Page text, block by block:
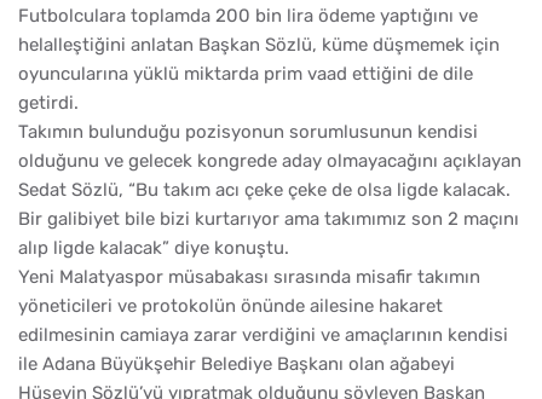
Futbolculara toplamda 200 bin lira ödeme yaptığını ve
helalleştiğini anlatan Başkan Sözlü, küme düşmemek için
oyuncularına yüklü miktarda prim vaad ettiğini de dile
getirdi.
Takımın bulunduğu pozisyonun sorumlusunun kendisi
olduğunu ve gelecek kongrede aday olmayacağını açıklayan
Sedat Sözlü, “Bu takım acı çeke çeke de olsa ligde kalacak.
Bir galibiyet bile bizi kurtarıyor ama takımımız son 2 maçını
alıp ligde kalacak” diye konuştu.
Yeni Malatyaspor müsabakası sırasında misafir takımın
yöneticileri ve protokolün önünde ailesine hakaret
edilmesinin camiaya zarar verdiğini ve amaçlarının kendisi
ile Adana Büyükşehir Belediye Başkanı olan ağabeyi
Hüseyin Sözlü’yü yıpratmak olduğunu söyleyen Başkan